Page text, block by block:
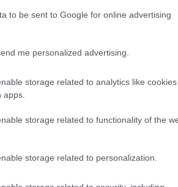
to be sent to Google for online advertising
me personalized advertising.
storage related to analytics like cookies
storage related to functionality of the
storage related to personalization.
1956-ban és 1982-86 között is
készült szobrokon keresztül
Közülük kiemelkednek a hírhedt